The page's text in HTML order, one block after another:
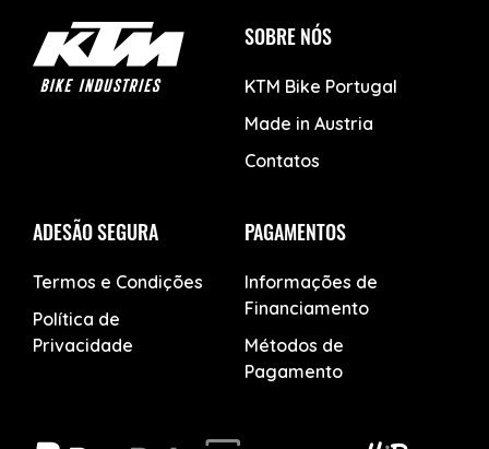
SOBRE NÓS
KTM Bike Portugal
Made in Austria
Contatos
ADESÃO SEGURA
Termos e Condições
Política de
Privacidade
PAGAMENTOS
Informações de
Financiamento
Métodos de
Pagamento